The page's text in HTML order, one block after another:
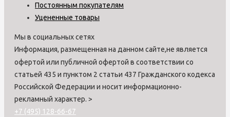
Постоянным покупателям
Уцененные товары
Мы в социальных сетях
Информация, размещенная на данном сайте,не является
офертой или публичной офертой в соответствии со
статьей 435 и пунктом 2 статьи 437 Гражданского кодекса
Российской Федерации и носит информационно-
рекламный характер. >
+7 (495) 128-66-67